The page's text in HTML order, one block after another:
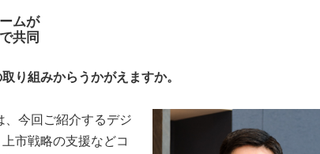
ムが
共同
り組みからうかがえますか。
今回ご紹介するデジ
市戦略の支援などコ